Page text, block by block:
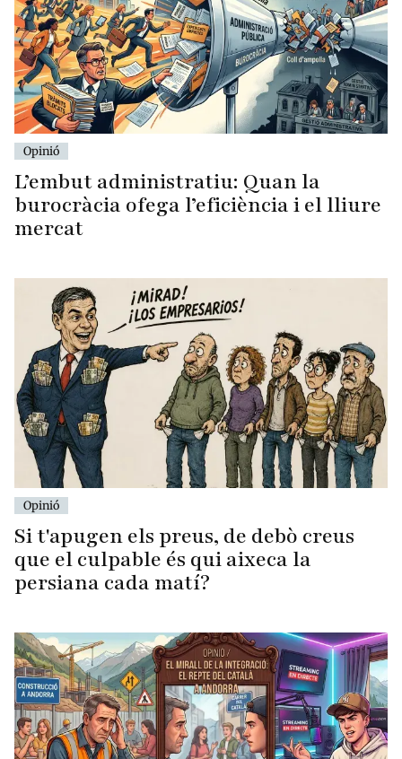
Opinió
L’embut administratiu: Quan la
burocràcia ofega l’eficiència i el lliure
mercat
Opinió
Si t'apugen els preus, de debò creus
que el culpable és qui aixeca la
persiana cada matí?